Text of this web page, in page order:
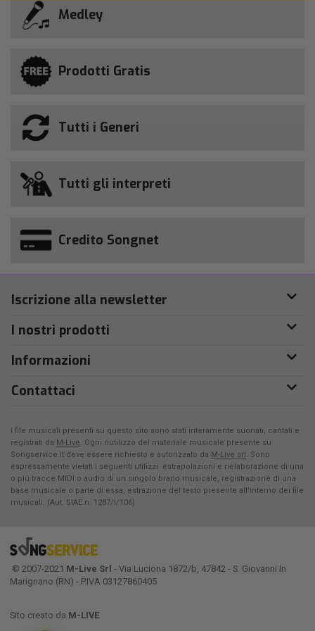
Medley
Prodotti Gratis
Tutti i Generi
Tutti gli interpreti
Credito Songnet
Iscrizione alla newsletter
I nostri prodotti
Informazioni
Contattaci
I file musicali presenti su questo sito sono stati interamente suonati, cantati e
registrati da M-Live. Ogni riutilizzo del materiale musicale presente su
Songservice.it deve essere richiesto e autorizzato da M-Live srl. Sono
espressamente vietati i seguenti utilizzi: estrapolazioni e rielaborazione di una
o più tracce MIDI o audio di un singolo brano musicale, registrazione di una
base musicale o parte di essa, estrazione del testo presente all'interno dei file
musicali. (Aut. SIAE n. 1287/I/106)
© 2007-2021 M-Live Srl - Via Luciona 1872/b, 47842 - S. Giovanni In
Marignano (RN) - P.IVA 03127860405
Sito creato da M-LIVE